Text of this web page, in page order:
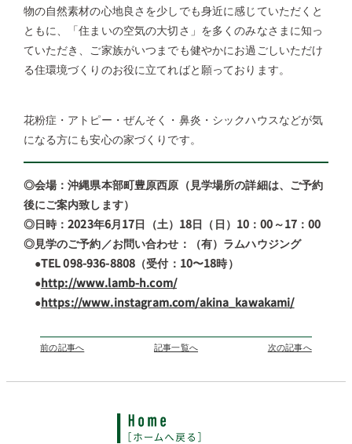
物の自然素材の心地良さを少しでも身近に感じていただくと
ともに、「住まいの空気の大切さ」を多くのみなさまに知っ
ていただき、ご家族がいつまでも健やかにお過ごしいただけ
る住環境づくりのお役に立てればと願っております。
花粉症・アトピー・ぜんそく・鼻炎・シックハウスなどが気
になる方にも安心の家づくりです。
◎会場：沖縄県本部町豊原西原（見学場所の詳細は、ご予約
後にご案内致します）
◎日時：2023年6月17日（土）18日（日）10：00～17：00
◎見学のご予約／お問い合わせ：（有）ラムハウジング
●TEL 098-936-8808（受付：10〜18時）
●http://www.lamb-h.com/
●https://www.instagram.com/akina_kawakami/
前の記事へ 記事一覧へ 次の記事へ